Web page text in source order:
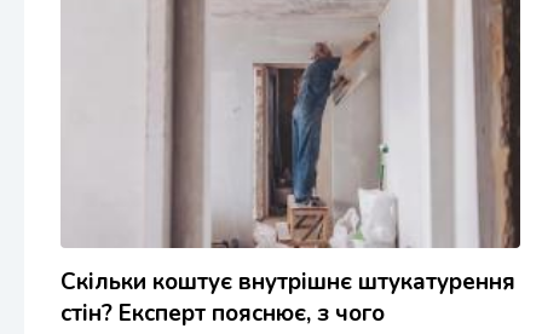
Скільки коштує внутрішнє штукатурення
стін? Експерт пояснює, з чого